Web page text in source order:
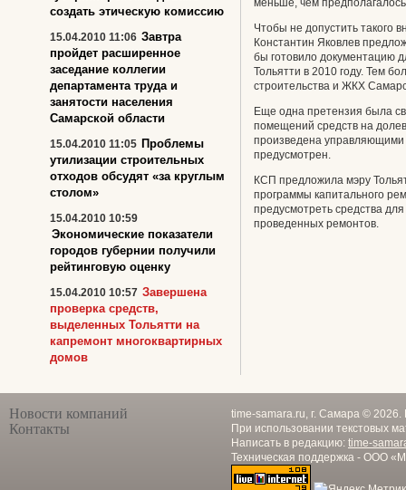
меньше, чем
Чтобы не допустить такого
Константин Яковлев
бы готовило документацию
Тольятти в 2010 году. Тем
строительства и ЖКХ
Еще одна претензия была
помещений средств на
произведена
предусмотрен.
КСП предложила мэру
программы капитального
предусмотреть средства
проведенных ремонтов.
создать этическую комиссию
15.04.2010 11:06 Завтра
пройдет расширенное
заседание коллегии
департамента труда и
занятости населения
Самарской области
15.04.2010 11:05 Проблемы
утилизации строительных
отходов обсудят «за круглым
столом»
15.04.2010 10:59
Экономические показатели
городов губернии получили
рейтинговую оценку
15.04.2010 10:57 Завершена
проверка средств,
выделенных Тольятти на
капремонт многоквартирных
домов
Новости компаний
Контакты
time-samara.ru, г. Самара ©
При использовании текстовых
Написать в редакцию: time-
Техническая поддержка - ООО